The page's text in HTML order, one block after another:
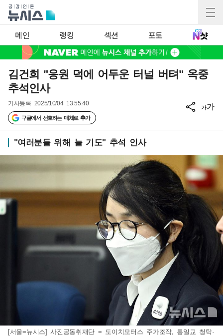
메인 랭킹 섹션 포토
김건희 "응원 덕에 어두운 터널 버텨" 옥중
추석인사
기사등록 2025/10/04 13:55:40
구글에서 선호하는 매체로 추가
가가
"여러분들 위해 늘 기도" 추석 인사
[서울=뉴시스] 사진공동취재단 = 도이치모터스 주가조작, 통일교 청탁·